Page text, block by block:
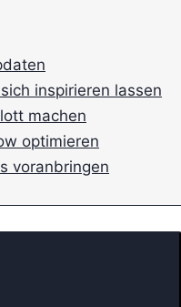
inspirieren lassen
machen
optimieren
voranbringen